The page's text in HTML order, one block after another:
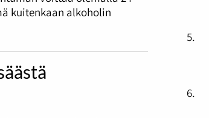
kuitenkaan alkoholin